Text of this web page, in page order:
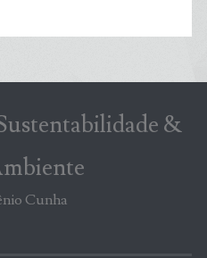
&
Cunha